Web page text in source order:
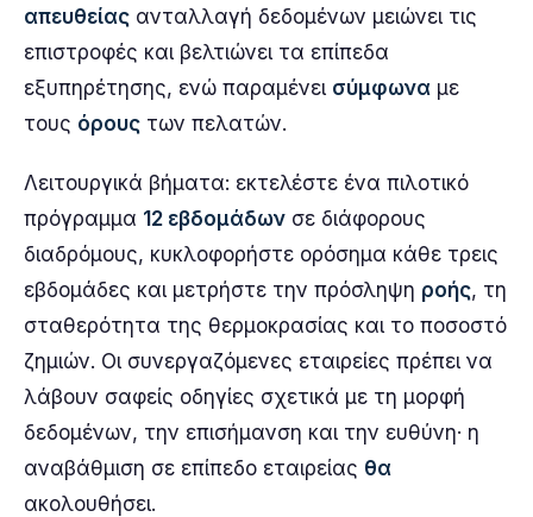
απευθείας ανταλλαγή δεδομένων μειώνει τις
επιστροφές και βελτιώνει τα επίπεδα
εξυπηρέτησης, ενώ παραμένει σύμφωνα με
τους όρους των πελατών.
Λειτουργικά βήματα: εκτελέστε ένα πιλοτικό
πρόγραμμα 12 εβδομάδων σε διάφορους
διαδρόμους, κυκλοφορήστε ορόσημα κάθε τρεις
εβδομάδες και μετρήστε την πρόσληψη ροής, τη
σταθερότητα της θερμοκρασίας και το ποσοστό
ζημιών. Οι συνεργαζόμενες εταιρείες πρέπει να
λάβουν σαφείς οδηγίες σχετικά με τη μορφή
δεδομένων, την επισήμανση και την ευθύνη· η
αναβάθμιση σε επίπεδο εταιρείας θα
ακολουθήσει.